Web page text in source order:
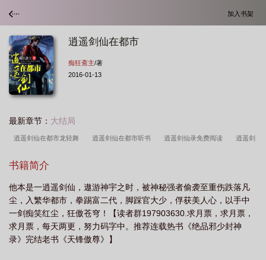
加入书架
逍遥剑仙在都市
痴狂斋主/著
2016-01-13
最新章节： 大结局
逍遥剑仙在都市龙轻舞 逍遥剑仙在都市听书 逍遥剑仙录免费阅读 逍遥剑
遥剑仙在都市百度百科
读 逍遥剑仙免费 逍遥剑仙在都市全集
书籍简介
他本是一逍遥剑仙，遨游神宇之时，被神秘强者偷袭至重伤跌落凡
尘，入繁华都市，拳踢富二代，脚踩官大少，俘获美人心，以手中
一剑痴笑红尘，狂傲苍穹！【读者群197903630.求月票，求月票，
求月票，每天两更，努力码字中。推荐连载热书《绝品邪少封神
录》完结老书《天锋傲尊》】